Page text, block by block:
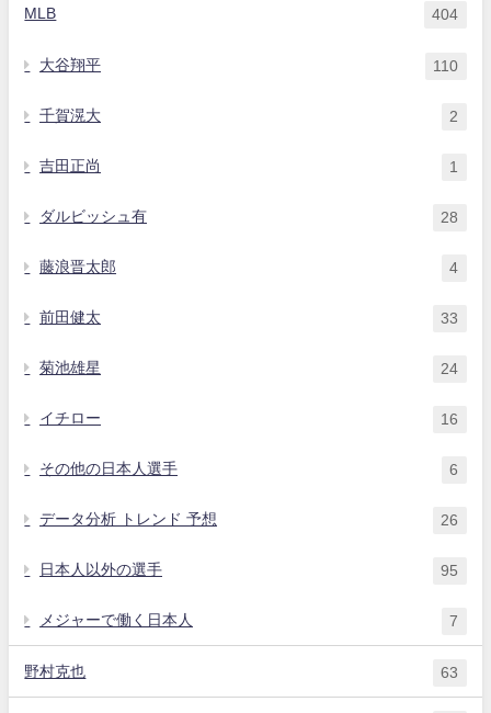
MLB 404
大谷翔平 110
千賀滉大 2
吉田正尚 1
ダルビッシュ有 28
藤浪晋太郎 4
前田健太 33
菊池雄星 24
イチロー 16
その他の日本人選手 6
データ分析 トレンド 予想 26
日本人以外の選手 95
メジャーで働く日本人 7
野村克也 63